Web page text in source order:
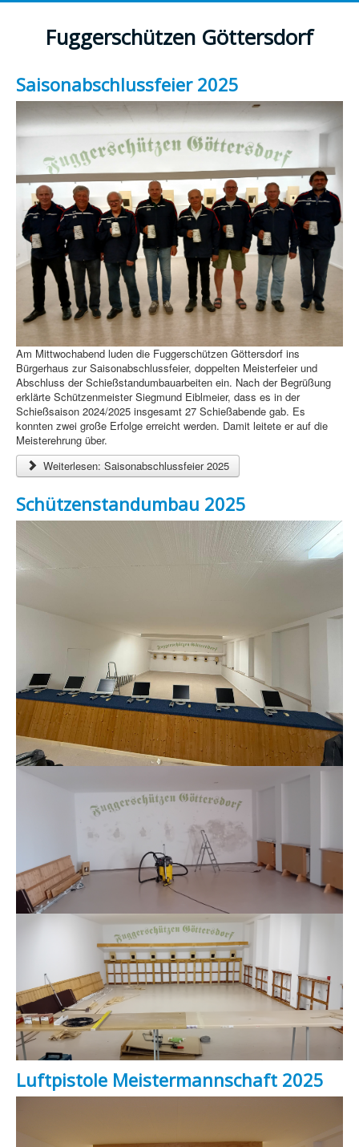
Fuggerschützen Göttersdorf
Saisonabschlussfeier 2025
Am Mittwochabend luden die Fuggerschützen Göttersdorf ins
Bürgerhaus zur Saisonabschlussfeier, doppelten Meisterfeier und
Abschluss der Schießstandumbauarbeiten ein. Nach der Begrüßung
erklärte Schützenmeister Siegmund Eiblmeier, dass es in der
Schießsaison 2024/2025 insgesamt 27 Schießabende gab. Es
konnten zwei große Erfolge erreicht werden. Damit leitete er auf die
Meisterehrung über.
Weiterlesen: Saisonabschlussfeier 2025
Schützenstandumbau 2025
Luftpistole Meistermannschaft 2025